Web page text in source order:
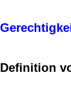
Definition